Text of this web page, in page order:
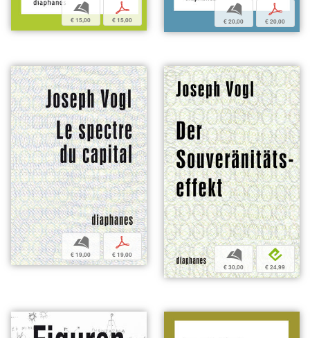
b
€ 15,00
p
€ 15,00
b
€ 20,00
p
€ 20,00
b
€ 19,00
p
€ 19,00 b
€ 30,00
e
€ 24,99